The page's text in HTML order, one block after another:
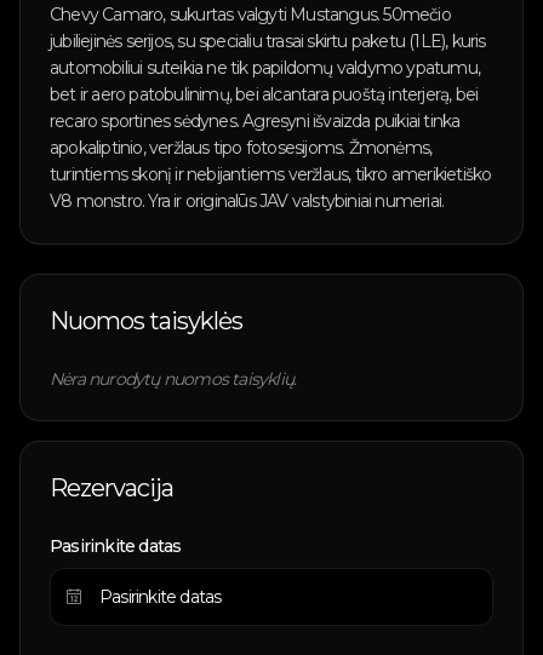
Chevy Camaro, sukurtas valgyti Mustangus. 50mečio
jubiliejinės serijos, su specialiu trasai skirtu paketu (1LE), kuris
automobiliui suteikia ne tik papildomų valdymo ypatumu,
bet ir aero patobulinimų, bei alcantara puoštą interjerą, bei
recaro sportines sėdynes. Agresyni išvaizda puikiai tinka
apokaliptinio, veržlaus tipo fotosesijoms. Žmonėms,
turintiems skonį ir nebijantiems veržlaus, tikro amerikietiško
V8 monstro. Yra ir originalūs JAV valstybiniai numeriai.
Nuomos taisyklės
Nėra nurodytų nuomos taisyklių.
Rezervacija
Pasirinkite datas